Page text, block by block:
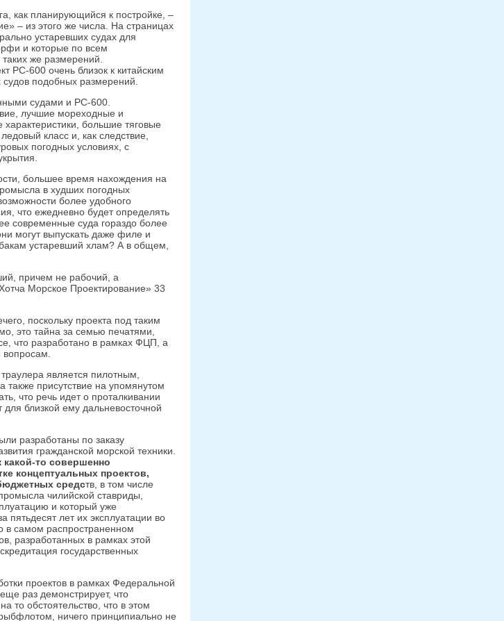
как планирующийся к постройке, –
– из этого же числа. На страницах
устаревших судах для
и которые по всем
же размерений.
РС-600 очень близок к китайским
подобных размерений.
судами и РС-600.
лучшие мореходные и
большие тяговые
класс и, как следствие,
погодных условиях, с
большее время нахождения на
в худших погодных
более удобного
что ежедневно будет определять
современные суда гораздо более
могут выпускать даже филе и
устаревший хлам? А в общем,
причем не рабочий, а
Морское Проектирование» 33
поскольку проекта под таким
это тайна за семью печатями,
что разработано в рамках ФЦП, а
является пилотным,
присутствие на упомянутом
что речь идет о проталкивании
близкой ему дальневосточной
разработаны по заказу
гражданской морской техники.
то совершенно
концептуальных проектов,
средств, в том числе
чилийской ставриды,
и который уже
лет их эксплуатации во
в самом распространенном
разработанных в рамках этой
государственных
проектов в рамках Федеральной
раз демонстрирует, что
то обстоятельство, что в этом
ничего принципиально не